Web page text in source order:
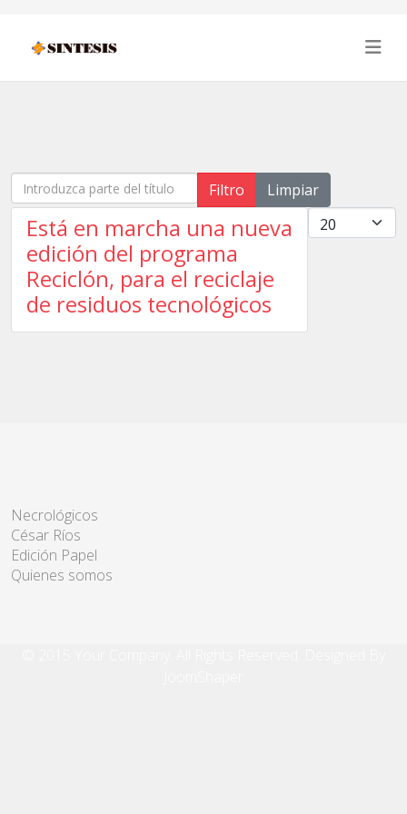
Introduzca parte del título Filtro
Limpiar
Cantidad
Está en marcha una nueva
edición del programa
Reciclón, para el reciclaje
de residuos tecnológicos
Necrológicos
César Ríos
Edición Papel
Quienes somos